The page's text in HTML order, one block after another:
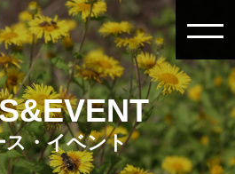
ス・イベント